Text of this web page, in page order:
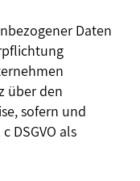
Daten
über den
sofern und
DSGVO als